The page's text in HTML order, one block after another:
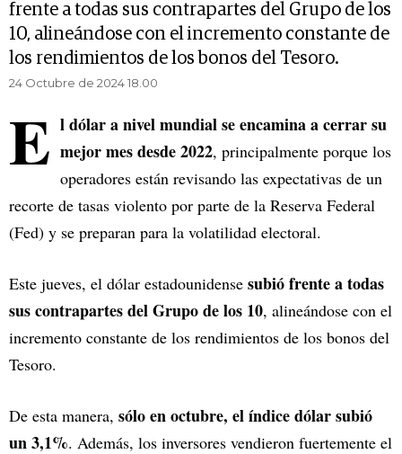
frente a todas sus contrapartes del Grupo de los
10, alineándose con el incremento constante de
los rendimientos de los bonos del Tesoro.
24 Octubre de 2024 18.00
E l dólar a nivel mundial se encamina a cerrar su
mejor mes desde 2022, principalmente porque los
operadores están revisando las expectativas de un
recorte de tasas violento por parte de la Reserva Federal
(Fed) y se preparan para la volatilidad electoral.
Este jueves, el dólar estadounidense subió frente a todas
sus contrapartes del Grupo de los 10, alineándose con el
incremento constante de los rendimientos de los bonos del
Tesoro.
De esta manera, sólo en octubre, el índice dólar subió
un 3,1%. Además, los inversores vendieron fuertemente el